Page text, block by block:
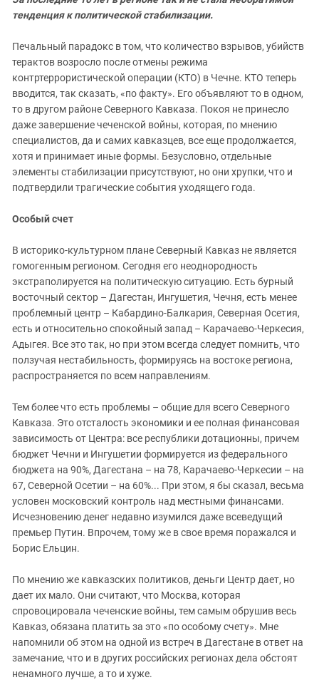
ЗАСТАВЛЯЕТ
КАВКАЗ ЗА ПАЛЕСТИНУ
МОБИЛИЗАЦИЯ И ПРОТЕСТЫ
Дагестан
Калмыкия
Карачаево-Черкесия
Краснодарский край
Нагорный Карабах
Российская Федерация
Ростовская область
Ставропольский край
Чечня
Южная Осетия
Южный Кавказ
ЮФО
тенденция к политической стабилизации.
Печальный парадокс в том, что количество взрывов, убийств
терактов возросло после отмены режима
контртеррористической операции (КТО) в Чечне. КТО теперь
вводится, так сказать, «по факту». Его объявляют то в одном,
то в другом районе Северного Кавказа. Покоя не принесло
даже завершение чеченской войны, которая, по мнению
специалистов, да и самих кавказцев, все еще продолжается,
хотя и принимает иные формы. Безусловно, отдельные
элементы стабилизации присутствуют, но они хрупки, что и
подтвердили трагические события уходящего года.
Особый счет
В историко-культурном плане Северный Кавказ не является
гомогенным регионом. Сегодня его неоднородность
экстраполируется на политическую ситуацию. Есть бурный
восточный сектор – Дагестан, Ингушетия, Чечня, есть менее
проблемный центр – Кабардино-Балкария, Северная Осетия,
есть и относительно спокойный запад – Карачаево-Черкесия,
Адыгея. Все это так, но при этом всегда следует помнить, что
ползучая нестабильность, формируясь на востоке региона,
распространяется по всем направлениям.
Тем более что есть проблемы – общие для всего Северного
Кавказа. Это отсталость экономики и ее полная финансовая
зависимость от Центра: все республики дотационны, причем
бюджет Чечни и Ингушетии формируется из федерального
бюджета на 90%, Дагестана – на 78, Карачаево-Черкесии – на
67, Северной Осетии – на 60%... При этом, я бы сказал, весьма
условен московский контроль над местными финансами.
Исчезновению денег недавно изумился даже всеведущий
премьер Путин. Впрочем, тому же в свое время поражался и
Борис Ельцин.
По мнению же кавказских политиков, деньги Центр дает, но
дает их мало. Они считают, что Москва, которая
спровоцировала чеченские войны, тем самым обрушив весь
Кавказ, обязана платить за это «по особому счету». Мне
напомнили об этом на одной из встреч в Дагестане в ответ на
замечание, что и в других российских регионах дела обстоят
ненамного лучше, а то и хуже.